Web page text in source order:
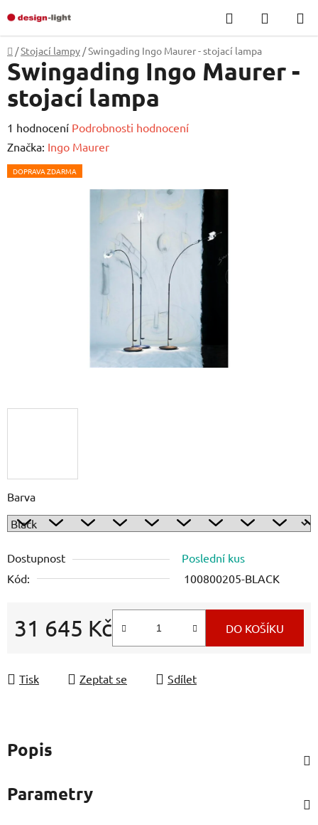
na
obsah
Hledat
KOŠÍK
Domů
/Stojací lampy /Swingading Ingo Maurer - stojací lampa
Barva
Dostupnost
Poslední kus
Kód:
100800205-BLACK
31 645 Kč DO KOŠÍKU
Tisk Zeptat se Sdílet
Swingading Ingo Maurer -
stojací lampa
Průměrné
hodnocení
produktu
1 hodnocení Podrobnosti hodnocení
Značka: Ingo Maurer
DOPRAVA ZDARMA
Popis
Parametry